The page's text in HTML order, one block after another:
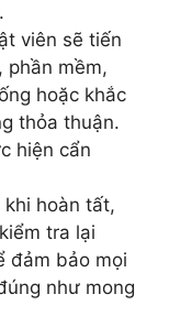
viên sẽ tiến
phần mềm,
hoặc khắc
thỏa thuận.
hiện cẩn
khi hoàn tất,
tra lại
đảm bảo mọi
như mong